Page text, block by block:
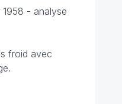
- analyse
froid avec